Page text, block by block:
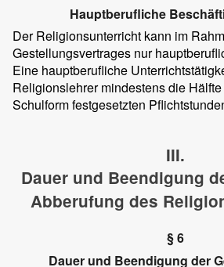
Hauptberufliche
Der Religionsunterricht kann im
Gestellungsvertrages nur
Eine hauptberufliche
Religionslehrer mindestens die
Schulform festgesetzten
III.
Dauer und Beendigung
Abberufung des
§ 6
Dauer und Beendigung der